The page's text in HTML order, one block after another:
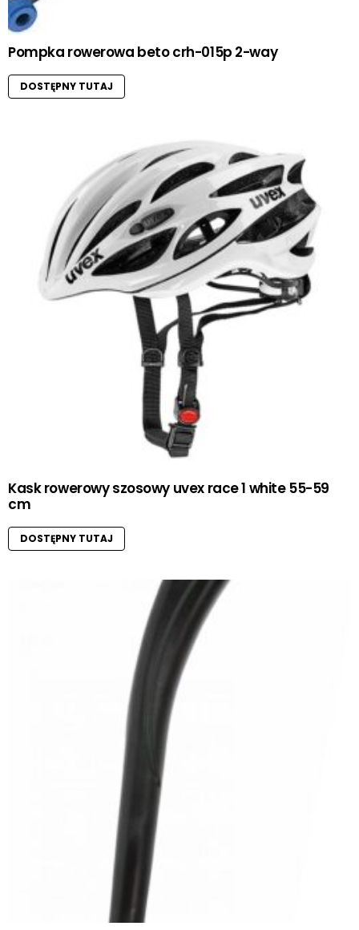
Pompka rowerowa beto crh-015p 2-way
DOSTĘPNY TUTAJ
Kask rowerowy szosowy uvex race 1 white 55-59
cm
DOSTĘPNY TUTAJ